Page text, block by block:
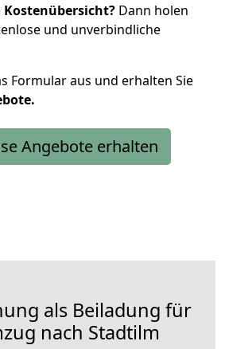
Kostenübersicht? Dann holen
und unverbindliche
Formular aus und erhalten Sie
Angebote erhalten
als Beiladung für
nach Stadtilm